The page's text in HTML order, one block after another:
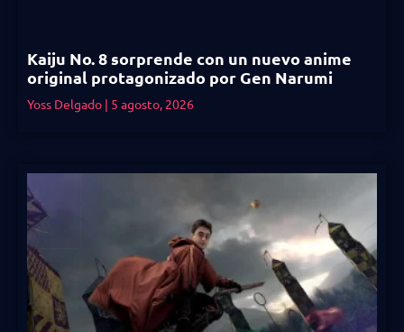
Kaiju No. 8 sorprende con un nuevo anime
original protagonizado por Gen Narumi
Yoss Delgado 5 agosto, 2026